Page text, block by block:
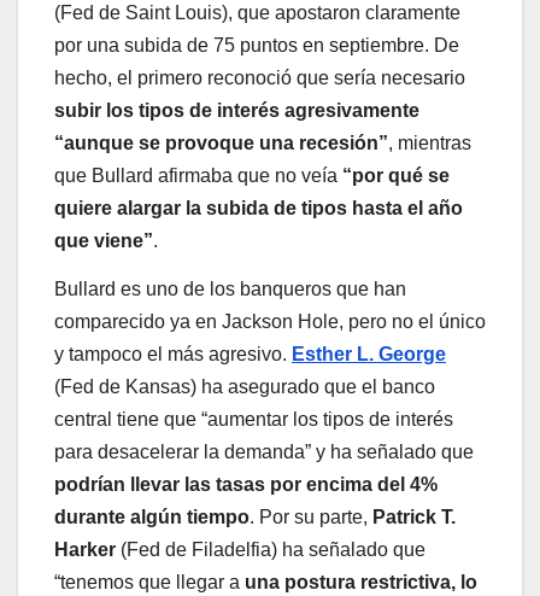
(Fed de Saint Louis), que apostaron claramente
por una subida de 75 puntos en septiembre. De
hecho, el primero reconoció que sería necesario
subir los tipos de interés agresivamente
“aunque se provoque una recesión”, mientras
que Bullard afirmaba que no veía “por qué se
quiere alargar la subida de tipos hasta el año
que viene”.
Bullard es uno de los banqueros que han
comparecido ya en Jackson Hole, pero no el único
y tampoco el más agresivo. Esther L. George
(Fed de Kansas) ha asegurado que el banco
central tiene que “aumentar los tipos de interés
para desacelerar la demanda” y ha señalado que
podrían llevar las tasas por encima del 4%
durante algún tiempo. Por su parte, Patrick T.
Harker (Fed de Filadelfia) ha señalado que
“tenemos que llegar a una postura restrictiva, lo